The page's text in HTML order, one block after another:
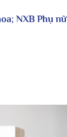
; NXB Phụ nữ